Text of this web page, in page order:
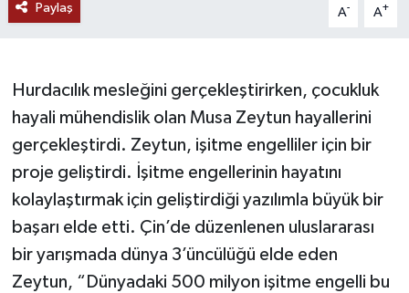
Paylaş A- A+
Hurdacılık mesleğini gerçekleştirirken, çocukluk
hayali mühendislik olan Musa Zeytun hayallerini
gerçekleştirdi. Zeytun, işitme engelliler için bir
proje geliştirdi. İşitme engellerinin hayatını
kolaylaştırmak için geliştirdiği yazılımla büyük bir
başarı elde etti. Çin’de düzenlenen uluslararası
bir yarışmada dünya 3’üncülüğü elde eden
Zeytun, “Dünyadaki 500 milyon işitme engelli bu